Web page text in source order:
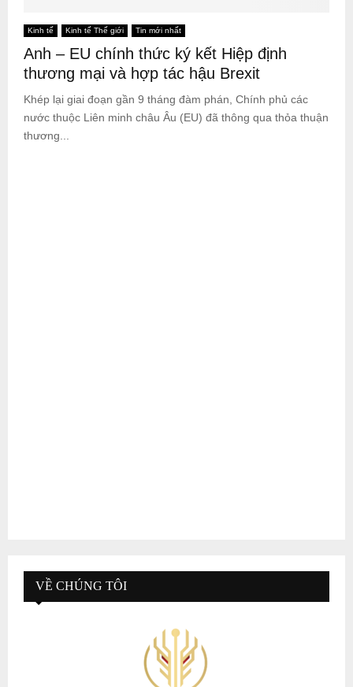
Kinh tế Kinh tế Thế giới Tin mới nhất
Anh – EU chính thức ký kết Hiệp định
thương mại và hợp tác hậu Brexit
Khép lại giai đoạn gần 9 tháng đàm phán, Chính phủ các
nước thuộc Liên minh châu Âu (EU) đã thông qua thỏa thuận
thương...
VỀ CHÚNG TÔI